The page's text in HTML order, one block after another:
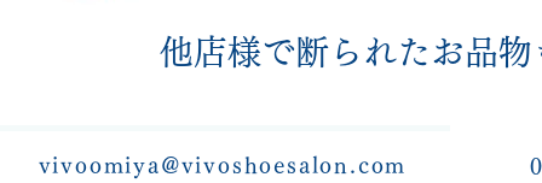
他店様で断られたお品物
vivoomiya@vivoshoesalon.com